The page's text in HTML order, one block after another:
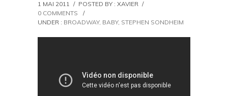
1 MAI 2011 / POSTED BY : XAVIER /
0 COMMENTS
/
UNDER : BROADWAY, BABY, STEPHEN SONDHEIM